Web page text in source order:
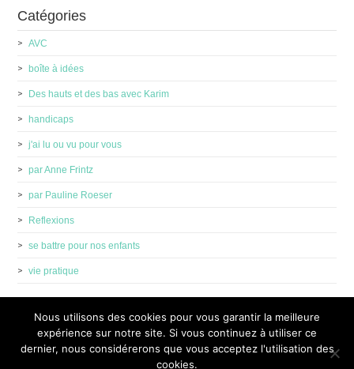
Catégories
AVC
boîte à idées
Des hauts et des bas avec Karim
handicaps
j'ai lu ou vu pour vous
par Anne Frintz
par Pauline Roeser
Reflexions
se battre pour nos enfants
vie pratique
Nous utilisons des cookies pour vous garantir la meilleure
expérience sur notre site. Si vous continuez à utiliser ce
dernier, nous considérerons que vous acceptez l'utilisation des
cookies.